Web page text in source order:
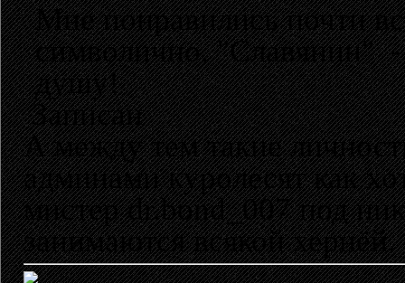
Мне понравились почти
символично, "Славянин" -
душу!
Записан
А между тем такие
админами куролесят как
мистер dr.bond_007 под
занимаются всякой